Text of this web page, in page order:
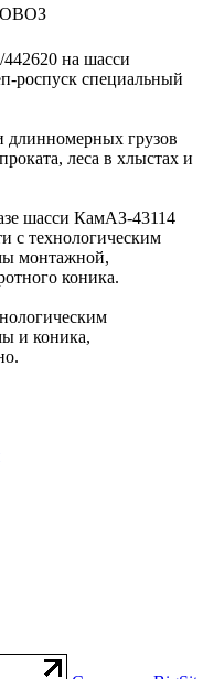
на шасси
роспуск специальный
длинномерных грузов
леса в хлыстах и
шасси КамАЗ-43114
с технологическим
монтажной,
коника.
и коника,